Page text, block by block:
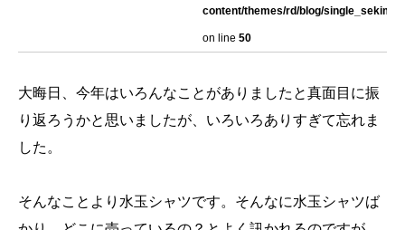
content/themes/rd/blog/
on line 50
大晦日、今年はいろんなことがありましたと真面目に振
り返ろうかと思いましたが、いろいろありすぎて忘れま
した。
そんなことより水玉シャツです。そんなに水玉シャツば